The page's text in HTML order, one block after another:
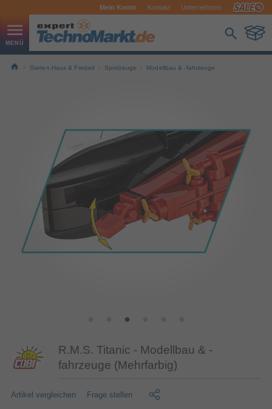
Mein Konto Kontakt Unternehmen
Garten,Haus & Freizeit Spielzeuge Modellbau & -fahrzeuge
R.M.S. Titanic - Modellbau & -
fahrzeuge (Mehrfarbig)
Artikel vergleichen Frage stellen